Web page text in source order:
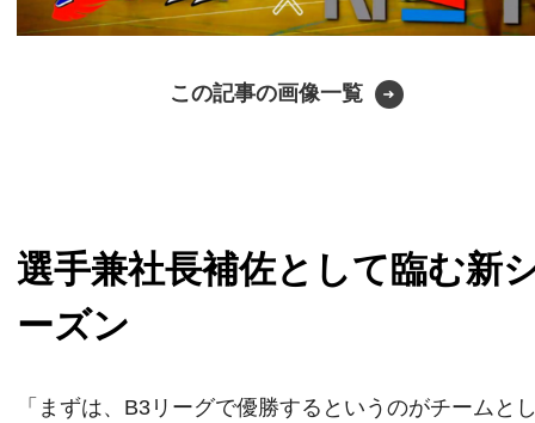
この記事の画像一覧
選手兼社長補佐として臨む新
ーズン
「まずは、B3リーグで優勝するというのがチームと